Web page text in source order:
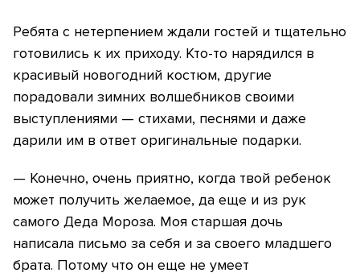
Ребята с нетерпением ждали гостей и тщательно
готовились к их приходу. Кто-то нарядился в
красивый новогодний костюм, другие
порадовали зимних волшебников своими
выступлениями — стихами, песнями и даже
дарили им в ответ оригинальные подарки.
— Конечно, очень приятно, когда твой ребенок
может получить желаемое, да еще и из рук
самого Деда Мороза. Моя старшая дочь
написала письмо за себя и за своего младшего
брата. Потому что он еще не умеет